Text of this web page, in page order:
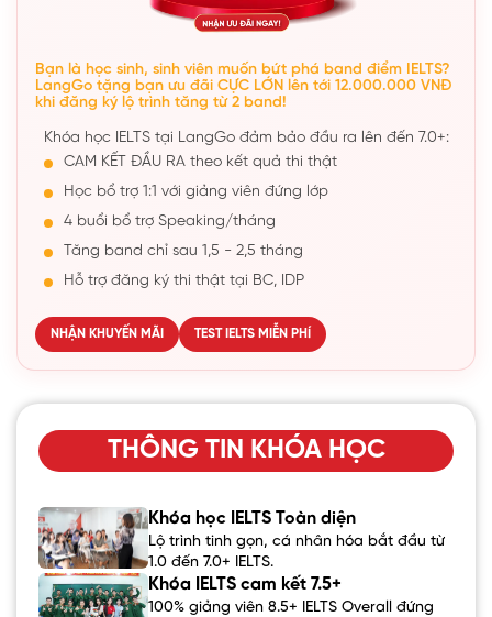
Bạn là học sinh, sinh viên muốn bứt phá band điểm IELTS?
LangGo tặng bạn ưu đãi CỰC LỚN lên tới 12.000.000 VNĐ
khi đăng ký lộ trình tăng từ 2 band!
Khóa học IELTS tại LangGo đảm bảo đầu ra lên đến 7.0+:
CAM KẾT ĐẦU RA theo kết quả thi thật
Học bổ trợ 1:1 với giảng viên đứng lớp
4 buổi bổ trợ Speaking/tháng
Tăng band chỉ sau 1,5 - 2,5 tháng
Hỗ trợ đăng ký thi thật tại BC, IDP
NHẬN KHUYẾN MÃI TEST IELTS MIỄN PHÍ
THÔNG TIN KHÓA HỌC
Khóa học IELTS Toàn diện
Lộ trình tinh gọn, cá nhân hóa bắt đầu từ
1.0 đến 7.0+ IELTS.
Khóa IELTS cam kết 7.5+
100% giảng viên 8.5+ IELTS Overall đứng